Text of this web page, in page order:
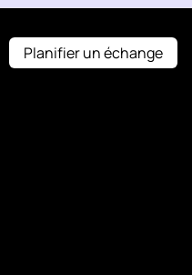
Planifier un échange